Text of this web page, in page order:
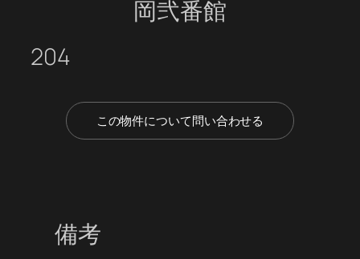
岡弐番館
204
この物件について問い合わせる
備考